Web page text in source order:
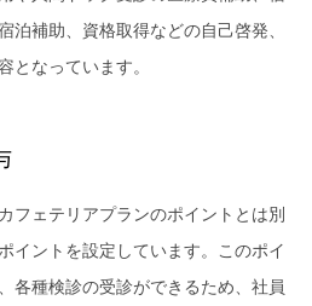
泊補助、資格取得などの自己啓発、
となっています。
フェテリアプランのポイントとは別
イントを設定しています。このポイ
各種検診の受診ができるため、社員